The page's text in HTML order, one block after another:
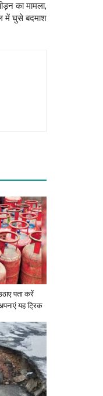
का मामला,
में घुसे बदमाश
पता करें
यह ट्रिक